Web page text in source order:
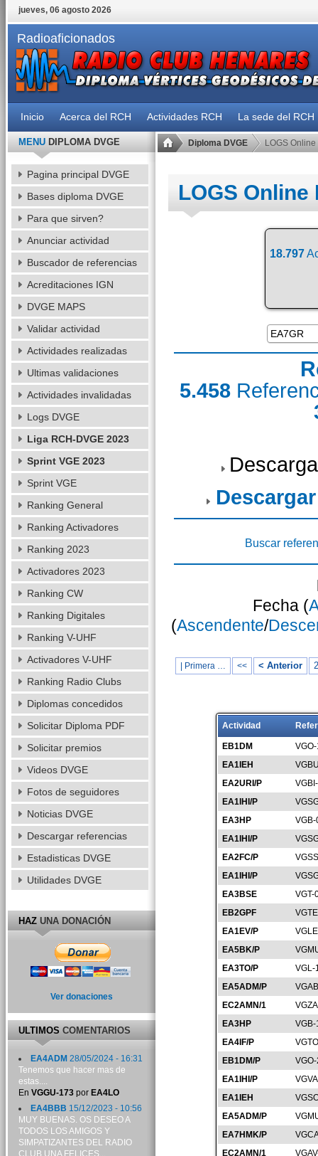
jueves, 06 agosto 2026
Radioaficionados
Inicio Acerca del RCH Actividades RCH La sede del RCH
Diploma DVGE LOGS Online
LOGS Online
18.797
5.458
Buscar
Fecha (
(Ascendente/
| Primera … << < Anterior
Actividad
EB1DM
EA1IEH
EA2URI/P
EA1IHI/P
EA3HP
EA1IHI/P
EA2FC/P
EA1IHI/P
EA3BSE
VGT-
EB2GPF
EA1EV/P
EA5BK/P
EA3TO/P
VGL-
EA5ADM/P
EC2AMN/1
EA3HP
EA4IF/P
EB1DM/P
EA1IHI/P
EA1IEH
EA5ADM/P
EA7HMK/P
EC2AMN/1
MENUDIPLOMA DVGE
Pagina principal DVGE
Bases diploma DVGE
Para que sirven?
Anunciar actividad
Buscador de referencias
Acreditaciones IGN
DVGE MAPS
Validar actividad
Actividades realizadas
Ultimas validaciones
Actividades invalidadas
Logs DVGE
Liga RCH-DVGE 2023
Sprint VGE 2023
Sprint VGE
Ranking General
Ranking Activadores
Ranking 2023
Activadores 2023
Ranking CW
Ranking Digitales
Ranking V-UHF
Activadores V-UHF
Ranking Radio Clubs
Diplomas concedidos
Solicitar Diploma PDF
Solicitar premios
Videos DVGE
Fotos de seguidores
Noticias DVGE
Descargar referencias
Estadisticas DVGE
Utilidades DVGE
HAZUNA DONACIÓN
Ver donaciones
ULTIMOSCOMENTARIOS
EA4ADM 28/05/2024 - 16:31
Tenemos que hacer mas de
estas....
En VGGU-173por EA4LO
EA4BBB 15/12/2023 - 10:56
MUY BUENAS. OS DESEO A
TODOS LOS AMIGOS Y
SIMPATIZANTES DEL RADIO
CLUB UNA FELICES...